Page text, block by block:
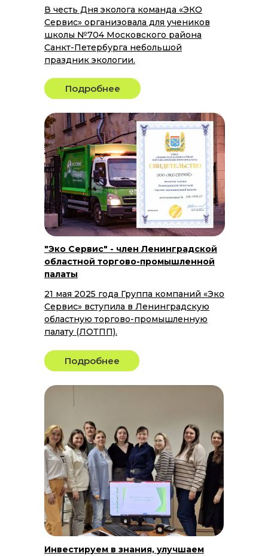
"Эко Сервис" - член Ленинградской
областной торгово-промышленной
палаты
Инвестируем в знания, улучшаем
21 мая 2025 года Группа компаний «Эко
Сервис» вступила в Ленинградскую
областную торгово-промышленную
палату (ЛОТПП).
В честь Дня эколога команда «ЭКО
Сервис» организовала для учеников
школы №704 Московского района
Санкт-Петербурга небольшой
праздник экологии.
Подробнее
Подробнее